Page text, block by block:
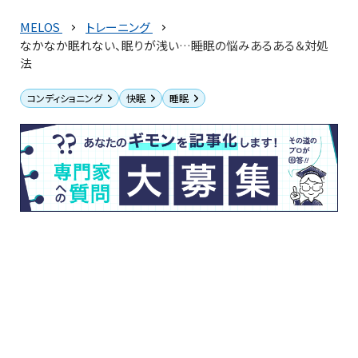
MELOS
トレーニング
なかなか眠れない、眠りが浅い…睡眠の悩みあるある＆対処
法
コンディショニング 快眠 睡眠